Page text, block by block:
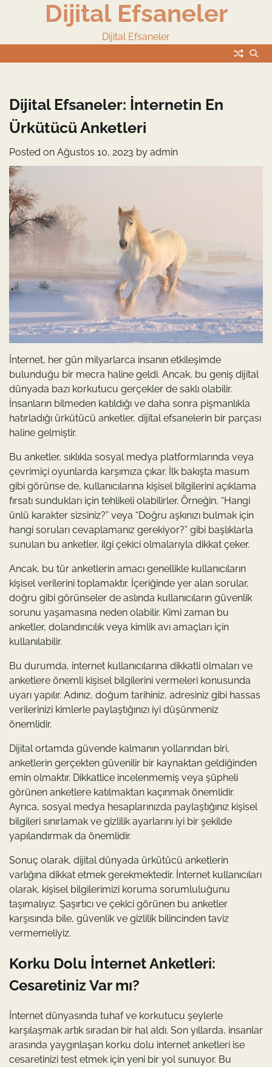
Dijital Efsaneler
Dijital Efsaneler
Dijital Efsaneler: İnternetin En
Ürkütücü Anketleri
Posted on Ağustos 10, 2023 by admin
İnternet, her gün milyarlarca insanın etkileşimde
bulunduğu bir mecra haline geldi. Ancak, bu geniş dijital
dünyada bazı korkutucu gerçekler de saklı olabilir.
İnsanların bilmeden katıldığı ve daha sonra pişmanlıkla
hatırladığı ürkütücü anketler, dijital efsanelerin bir parçası
haline gelmiştir.
Bu anketler, sıklıkla sosyal medya platformlarında veya
çevrimiçi oyunlarda karşımıza çıkar. İlk bakışta masum
gibi görünse de, kullanıcılarına kişisel bilgilerini açıklama
fırsatı sundukları için tehlikeli olabilirler. Örneğin, “Hangi
ünlü karakter sizsiniz?” veya “Doğru aşkınızı bulmak için
hangi soruları cevaplamanız gerekiyor?” gibi başlıklarla
sunulan bu anketler, ilgi çekici olmalarıyla dikkat çeker.
Ancak, bu tür anketlerin amacı genellikle kullanıcıların
kişisel verilerini toplamaktır. İçeriğinde yer alan sorular,
doğru gibi görünseler de aslında kullanıcıların güvenlik
sorunu yaşamasına neden olabilir. Kimi zaman bu
anketler, dolandırıcılık veya kimlik avı amaçları için
kullanılabilir.
Bu durumda, internet kullanıcılarına dikkatli olmaları ve
anketlere önemli kişisel bilgilerini vermeleri konusunda
uyarı yapılır. Adınız, doğum tarihiniz, adresiniz gibi hassas
verilerinizi kimlerle paylaştığınızı iyi düşünmeniz
önemlidir.
Dijital ortamda güvende kalmanın yollarından biri,
anketlerin gerçekten güvenilir bir kaynaktan geldiğinden
emin olmaktır. Dikkatlice incelenmemiş veya şüpheli
görünen anketlere katılmaktan kaçınmak önemlidir.
Ayrıca, sosyal medya hesaplarınızda paylaştığınız kişisel
bilgileri sınırlamak ve gizlilik ayarlarını iyi bir şekilde
yapılandırmak da önemlidir.
Sonuç olarak, dijital dünyada ürkütücü anketlerin
varlığına dikkat etmek gerekmektedir. İnternet kullanıcıları
olarak, kişisel bilgilerimizi koruma sorumluluğunu
taşımalıyız. Şaşırtıcı ve çekici görünen bu anketler
karşısında bile, güvenlik ve gizlilik bilincinden taviz
vermemeliyiz.
Korku Dolu İnternet Anketleri:
Cesaretiniz Var mı?
İnternet dünyasında tuhaf ve korkutucu şeylerle
karşılaşmak artık sıradan bir hal aldı. Son yıllarda, insanlar
arasında yaygınlaşan korku dolu internet anketleri ise
cesaretinizi test etmek için yeni bir yol sunuyor. Bu